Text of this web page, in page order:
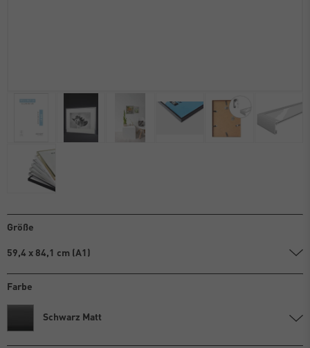
Größe
59,4 x 84,1 cm (A1)
Farbe
Schwarz Matt